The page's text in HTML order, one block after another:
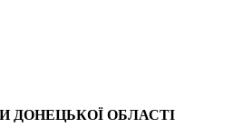
ДОНЕЦЬКОЇ ОБЛАСТІ